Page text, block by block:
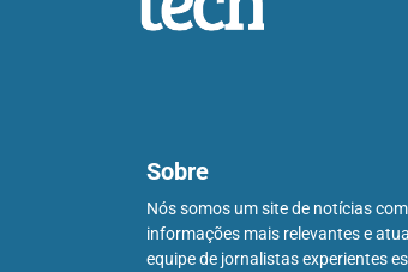
Sobre
Nós somos um site de notícias
informações mais relevantes e
equipe de jornalistas experientes